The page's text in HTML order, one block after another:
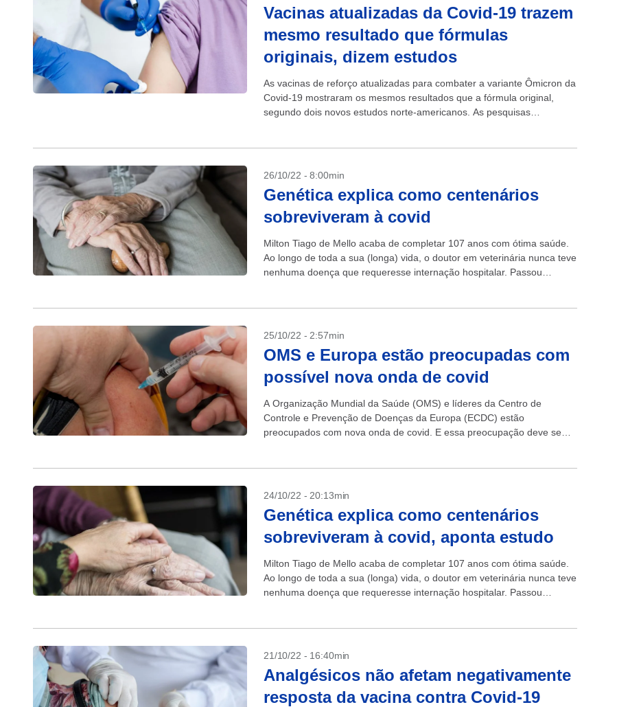
Vacinas atualizadas da Covid-19 trazem
mesmo resultado que fórmulas
originais, dizem estudos
As vacinas de reforço atualizadas para combater a variante Ômicron da
Covid-19 mostraram os mesmos resultados que a fórmula original,
segundo dois novos estudos norte-americanos. As pesquisas
26/10/22 - 8:00min
Genética explica como centenários
sobreviveram à covid
Milton Tiago de Mello acaba de completar 107 anos com ótima saúde.
Ao longo de toda a sua (longa) vida, o doutor em veterinária nunca teve
nenhuma doença que requeresse internação hospitalar. Passou
25/10/22 - 2:57min
OMS e Europa estão preocupadas com
possível nova onda de covid
A Organização Mundial da Saúde (OMS) e líderes da Centro de
Controle e Prevenção de Doenças da Europa (ECDC) estão
preocupados com nova onda de covid. E essa preocupação deve se
24/10/22 - 20:13min
Genética explica como centenários
sobreviveram à covid, aponta estudo
Milton Tiago de Mello acaba de completar 107 anos com ótima saúde.
Ao longo de toda a sua (longa) vida, o doutor em veterinária nunca teve
nenhuma doença que requeresse internação hospitalar. Passou
21/10/22 - 16:40min
Analgésicos não afetam negativamente
resposta da vacina contra Covid-19